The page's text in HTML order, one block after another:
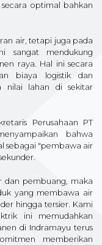
optimal bahkan
air, tetapi juga pada
sangat mendukung
raya. Hal ini secara
biaya logistik dan
nilai lahan di sekitar
Perusahaan PT
bahwa
sebagai "pembawa air
dan pembuang, maka
yang membawa air
hingga tersier. Kami
ini memudahkan
di Indramayu terus
memberikan